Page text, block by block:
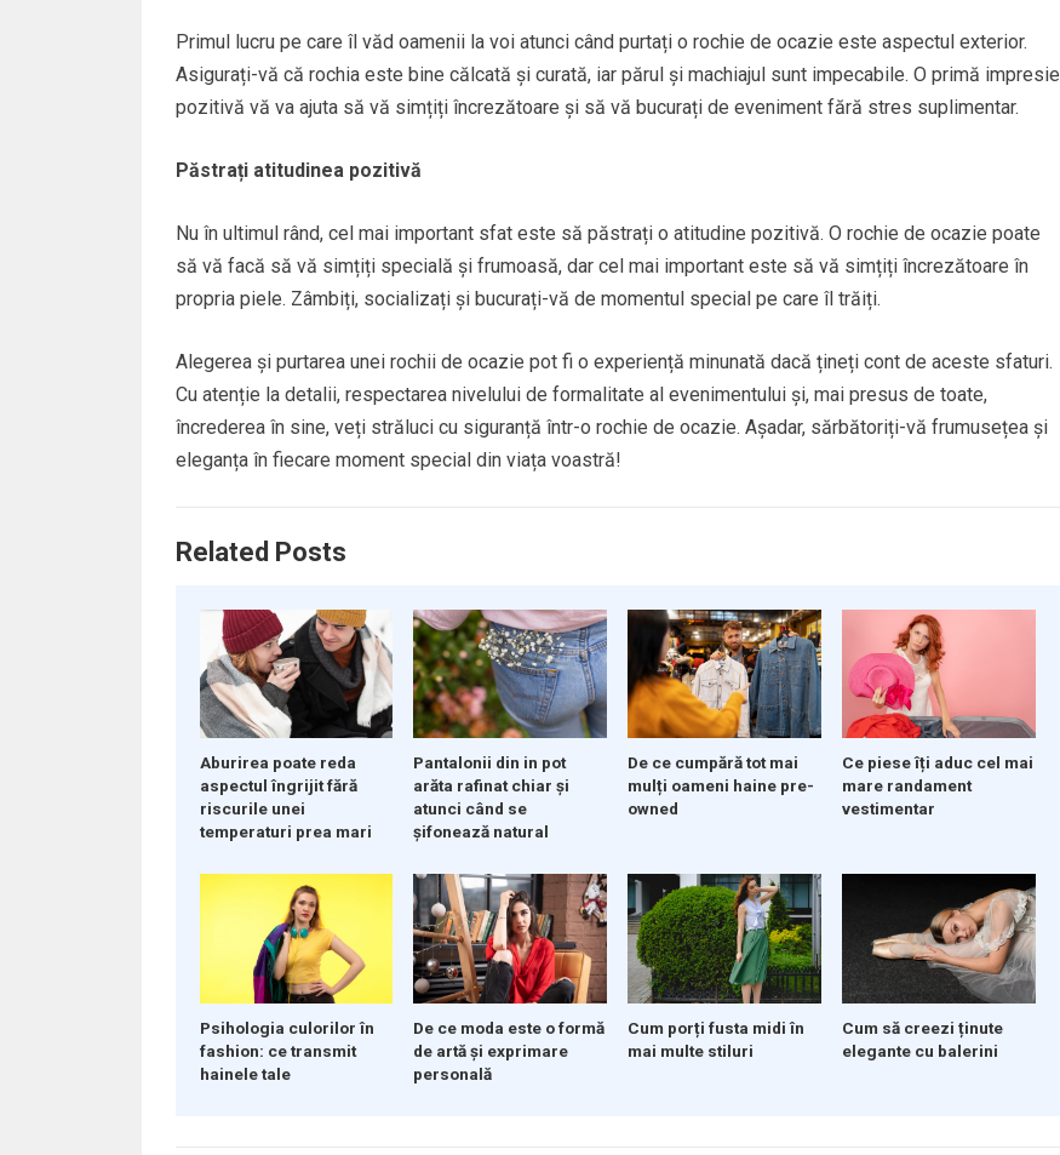
Primul lucru pe care îl văd oamenii la voi atunci când purtați o rochie de ocazie este aspectul exterior.
Asigurați-vă că rochia este bine călcată și curată, iar părul și machiajul sunt impecabile. O primă impresie
pozitivă vă va ajuta să vă simțiți încrezătoare și să vă bucurați de eveniment fără stres suplimentar.
Păstrați atitudinea pozitivă
Nu în ultimul rând, cel mai important sfat este să păstrați o atitudine pozitivă. O rochie de ocazie poate
să vă facă să vă simțiți specială și frumoasă, dar cel mai important este să vă simțiți încrezătoare în
propria piele. Zâmbiți, socializați și bucurați-vă de momentul special pe care îl trăiți.
Alegerea și purtarea unei rochii de ocazie pot fi o experiență minunată dacă țineți cont de aceste sfaturi.
Cu atenție la detalii, respectarea nivelului de formalitate al evenimentului și, mai presus de toate,
încrederea în sine, veți străluci cu siguranță într-o rochie de ocazie. Așadar, sărbătoriți-vă frumusețea și
eleganța în fiecare moment special din viața voastră!
Related Posts
Aburirea poate reda
aspectul îngrijit fără
riscurile unei
temperaturi prea mari
Pantalonii din in pot
arăta rafinat chiar și
atunci când se
șifonează natural
De ce cumpără tot mai
mulți oameni haine pre-
owned
Ce piese îți aduc cel mai
mare randament
vestimentar
Psihologia culorilor în
fashion: ce transmit
hainele tale
De ce moda este o formă
de artă și exprimare
personală
Cum porți fusta midi în
mai multe stiluri
Cum să creezi ținute
elegante cu balerini